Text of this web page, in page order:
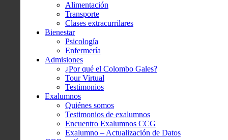
Alimentación
Transporte
Clases extracurrilares
Bienestar
Psicología
Enfermería
Admisiones
¿Por qué el Colombo Gales?
Tour Virtual
Testimonios
Exalumnos
Quiénes somos
Testimonios de exalumnos
Encuentro Exalumnos CCG
Exalumno – Actualización de Datos